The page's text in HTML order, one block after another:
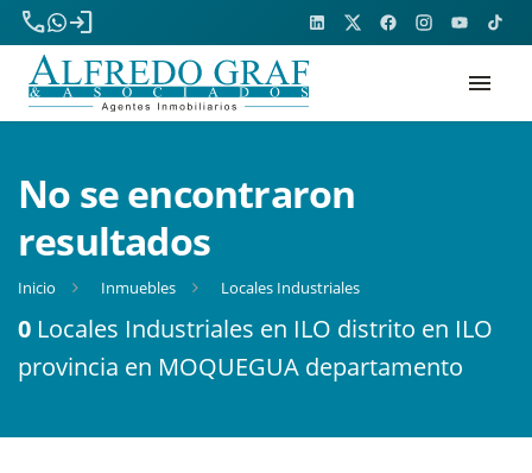
phone
login
menu
No se encontraron
resultados
Inicio Inmuebles Locales Industriales
0 Locales Industriales en ILO distrito en ILO
provincia en MOQUEGUA departamento